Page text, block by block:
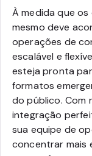
À medida que
mesmo deve
operações de
escalável e
esteja pronta
formatos
do público. Com
integração
sua equipe de
concentrar mais